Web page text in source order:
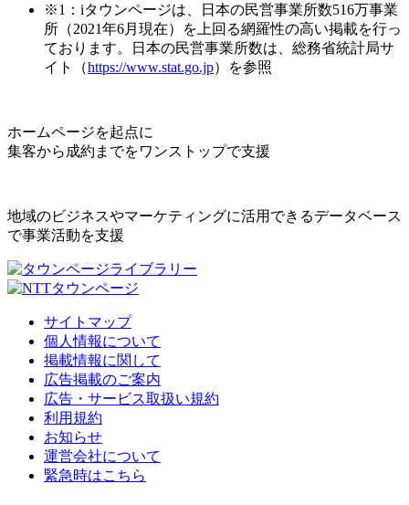
※1：iタウンページは、日本の民営事業所数516万事業
所（2021年6月現在）を上回る網羅性の高い掲載を行っ
ております。日本の民営事業所数は、総務省統計局サ
イト（https://www.stat.go.jp）を参照
ホームページを起点に
集客から成約までをワンストップで支援
地域のビジネスやマーケティングに活用できるデータベース
で事業活動を支援
サイトマップ
個人情報について
掲載情報に関して
広告掲載のご案内
広告・サービス取扱い規約
利用規約
お知らせ
運営会社について
緊急時はこちら